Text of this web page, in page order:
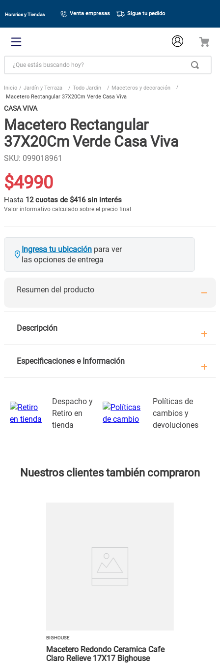
Horarios y Tiendas Venta empresas Sigue tu pedido
¿Que estás buscando hoy?
Jardín y Terraza Todo Jardin
Maceteros y decoración
Macetero Rectangular 37X20Cm Verde Casa Viva
CASA VIVA
Macetero Rectangular
37X20Cm Verde Casa Viva
SKU: 099018961
$4990
Hasta 12 cuotas de $416 sin interés
Valor informativo calculado sobre el precio final
Ingresa tu ubicación para ver
las opciones de entrega
Resumen del producto
Descripción
Especificaciones e Información
Despacho y
Retiro en
tienda
Políticas de
cambios y
devoluciones
Nuestros clientes también compraron
BIGHOUSE
Macetero Redondo Ceramica Cafe
Claro Relieve 17X17 Bighouse